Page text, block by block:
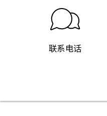
联系电话